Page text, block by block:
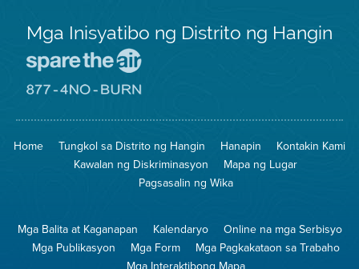
Mga Inisyatibo ng Distrito ng Hangin
Iligtas
Hangin
8774
na
Pagsunog
Home Tungkol sa Distrito ng Hangin Hanapin
Kontakin Kami
Kawalan ng Diskriminasyon
Mapa ng Lugar
Pagsasalin ng Wika
Mga Balita at Kaganapan Kalendaryo
Online na mga Serbisyo
Mga Publikasyon
Mga Form
Mga Pagkakataon sa Trabaho